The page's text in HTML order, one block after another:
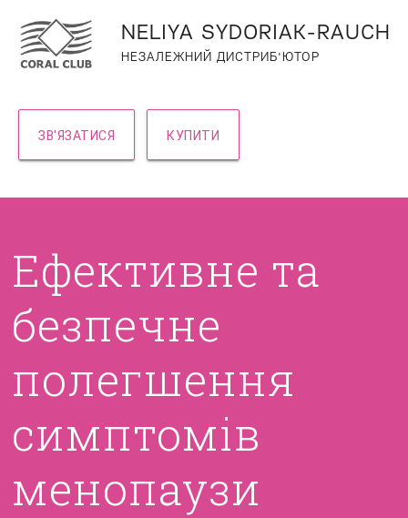
NELIYA SYDORIAK-RAUCH
НЕЗАЛЕЖНИЙ ДИСТРИБ'ЮТОР
ЗВ'ЯЗАТИСЯ КУПИТИ
Ефективне та
безпечне
полегшення
симптомів
менопаузи